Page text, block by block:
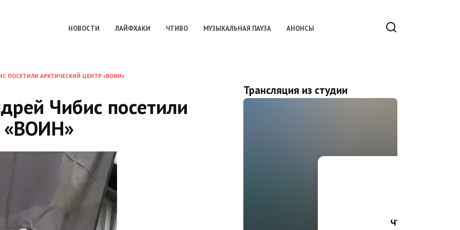
НОВОСТИ ЛАЙФХАКИ ЧТИВО МУЗЫКАЛЬНАЯ ПАУЗА АНОНСЫ
ПОСЕТИЛИ АРКТИЧЕСКИЙ ЦЕНТР «ВОИН»
Чибис посетили
«ВОИН»
Трансляция из студии